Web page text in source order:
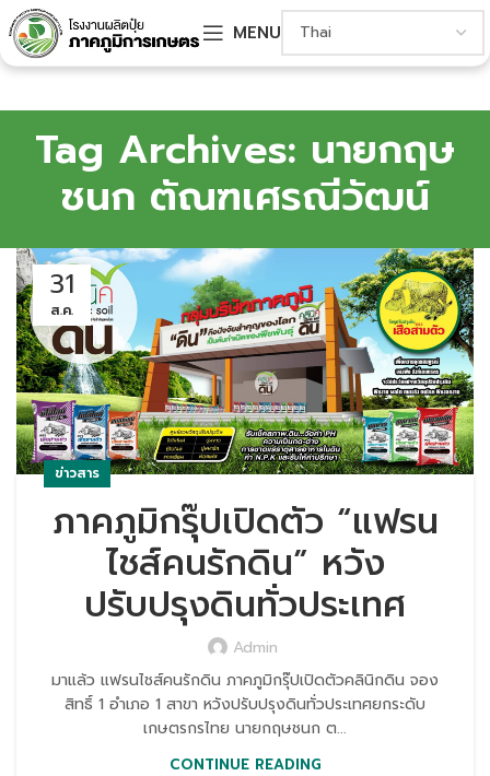
MENU
Tag Archives: นายกฤษ
ชนก ตัณฑเศรณีวัฒน์
31
ส.ค.
ข่าวสาร
ภาคภูมิกรุ๊ปเปิดตัว “แฟรน
ไชส์คนรักดิน” หวัง
ปรับปรุงดินทั่วประเทศ
Admin
มาแล้ว แฟรนไชส์คนรักดิน ภาคภูมิกรุ๊ปเปิดตัวคลินิกดิน จอง
สิทธิ์ 1 อำเภอ 1 สาขา หวังปรับปรุงดินทั่วประเทศยกระดับ
เกษตรกรไทย นายกฤษชนก ต...
CONTINUE READING